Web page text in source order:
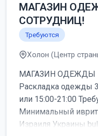
МАГАЗИН
СОТРУДНИЦ!
Требуются
Холон (Центр
МАГАЗИН ОДЕЖДЫ
Раскладка одежды
или 15:00-21:00
Минимальный
Израиля Украины